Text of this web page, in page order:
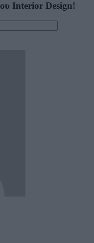
Interior Design!